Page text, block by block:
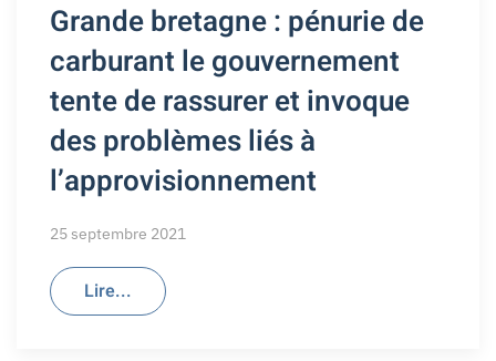
Grande bretagne : pénurie de
carburant le gouvernement
tente de rassurer et invoque
des problèmes liés à
l’approvisionnement
25 septembre 2021
Lire...